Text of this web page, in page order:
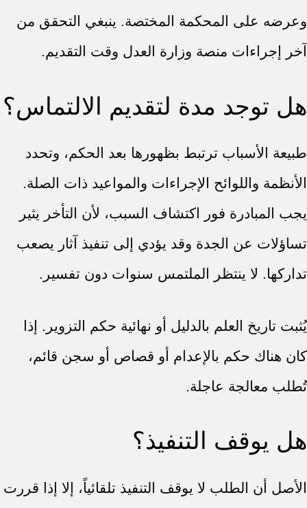
وعرضه على المحكمة المختصة. ينبغي التحقق من
آخر إجراءات منصة وزارة العدل وقت التقديم.
هل توجد مدة لتقديم الالتماس؟
طبيعة الأسباب ترتبط بظهورها بعد الحكم، وتحدد
الأنظمة واللوائح الإجراءات والمواعيد ذات الصلة.
يجب المبادرة فور اكتشاف السبب، لأن التأخر يثير
تساؤلات عن الجدة وقد يؤدي إلى تنفيذ آثار يصعب
تداركها. لا ينتظر الملتمس سنوات دون تفسير.
يُثبت تاريخ العلم بالدليل أو نهائية حكم التزوير. إذا
كان هناك حكم بالإعدام أو قصاص أو سجن قائم،
تُطلب معالجة عاجلة.
هل يوقف التنفيذ؟
الأصل أن الطلب لا يوقف التنفيذ تلقائياً، إلا إذا قررت